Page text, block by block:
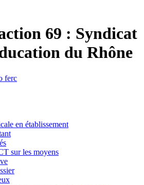
69 : Syndicat
du Rhône
en établissement
sur les moyens